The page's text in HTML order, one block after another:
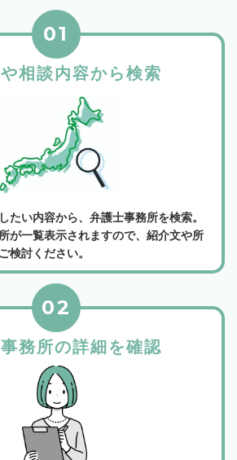
相談内容から検索
01
たい内容から、弁護士事務所を検索。
が一覧表示されますので、紹介文や所
検討ください。
務所の詳細を確認
02